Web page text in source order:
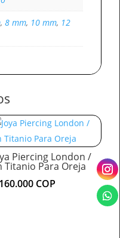
, 8 mm, 10 mm, 12
Piercing London /
Titanio Para Oreja
COP